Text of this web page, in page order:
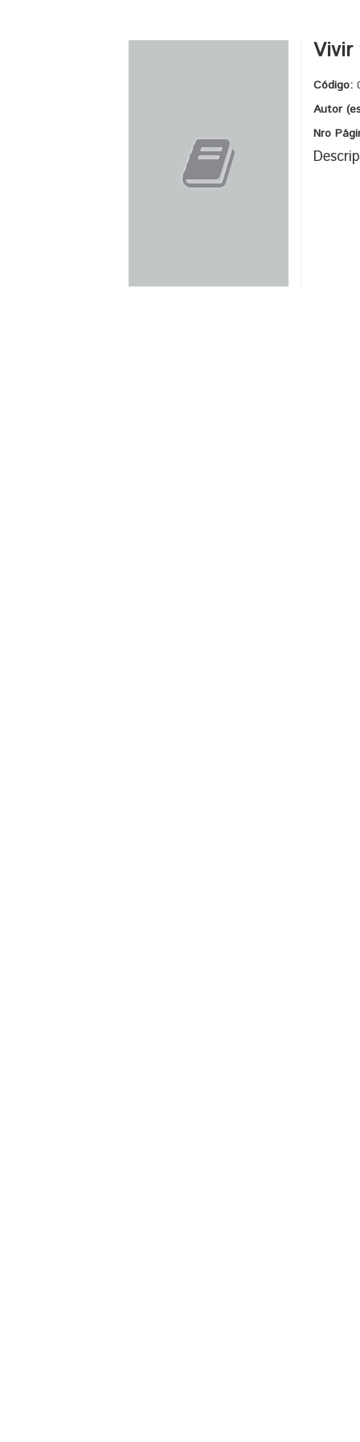
Vivir
Código:
Autor
Nro